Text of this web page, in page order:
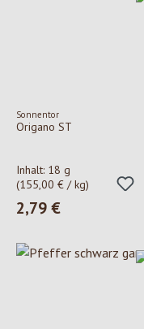
Sonnentor
Origano ST
Inhalt: 18 g
(155,00 € / kg)
Regulärer Preis:
2,79 €